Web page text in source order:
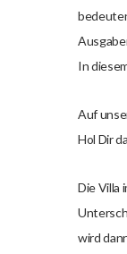
In
Auf
Hol Dir
Die Villa
wird